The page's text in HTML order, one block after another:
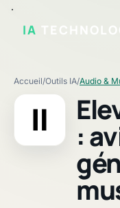
IA
Accueil/Outils IA/Audio &
:
Fiche